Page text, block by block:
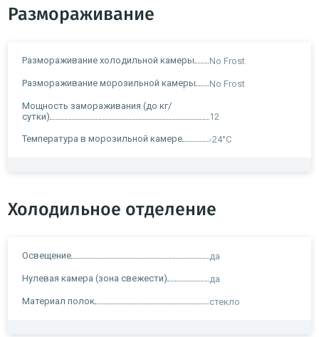
Размораживание
Размораживание холодильной камеры No Frost
Размораживание морозильной камеры No Frost
Мощность замораживания (до кг/
сутки)
12
Температура в морозильной камере -24°C
Холодильное отделение
Освещение да
Нулевая камера (зона свежести) да
Материал полок стекло